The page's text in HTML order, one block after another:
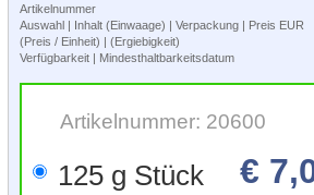
Artikelnummer
Auswahl | Inhalt (Einwaage) | Verpackung | Preis EUR
(Preis / Einheit) | (Ergiebigkeit)
Verfügbarkeit | Mindesthaltbarkeitsdatum
Artikelnummer: 20600
125 g Stück €